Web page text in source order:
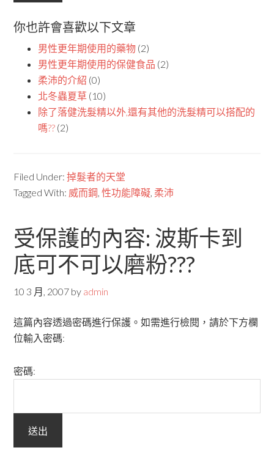
你也許會喜歡以下文章
男性更年期使用的藥物 (2)
男性更年期使用的保健食品 (2)
柔沛的介紹 (0)
北冬蟲夏草 (10)
除了落健洗髮精以外,還有其他的洗髮精可以搭配的
嗎?? (2)
Filed Under:掉髮者的天堂
Tagged With: 威而鋼,性功能障礙, 柔沛
受保護的內容: 波斯卡到
底可不可以磨粉???
10 3 月, 2007 by admin
這篇內容透過密碼進行保護。如需進行檢閱，請於下方欄
位輸入密碼:
密碼: